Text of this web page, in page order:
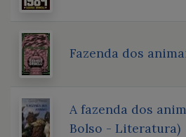
Fazenda dos
A fazenda dos
Bolso - Literatura)